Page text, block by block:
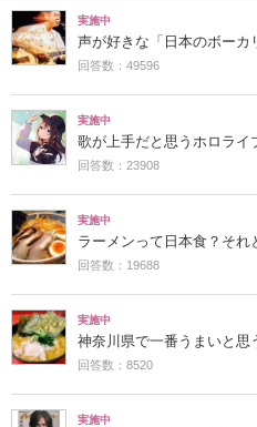
実施中
声が好きな「日本のボーカ
回答数：49596
実施中
歌が上手だと思うホロライ
回答数：23908
実施中
ラーメンって日本食？それ
回答数：19688
実施中
神奈川県で一番うまいと思
回答数：8520
実施中